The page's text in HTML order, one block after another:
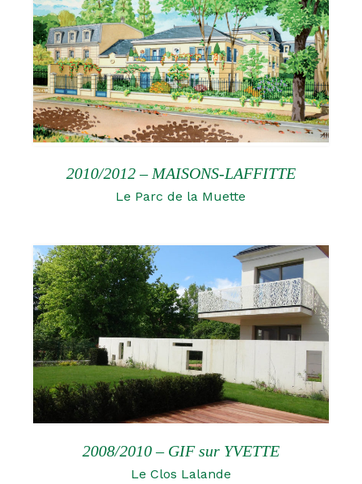
2010/2012 – MAISONS-LAFFITTE
Le Parc de la Muette
2008/2010 – GIF sur YVETTE
Le Clos Lalande